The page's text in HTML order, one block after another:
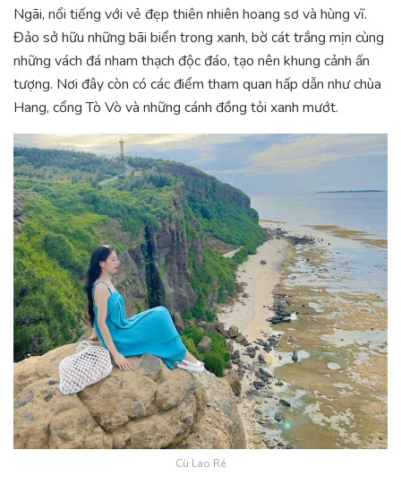
Ngãi, nổi tiếng với vẻ đẹp thiên nhiên hoang sơ và hùng vĩ.
Đảo sở hữu những bãi biển trong xanh, bờ cát trắng mịn cùng
những vách đá nham thạch độc đáo, tạo nên khung cảnh ấn
tượng. Nơi đây còn có các điểm tham quan hấp dẫn như chùa
Hang, cổng Tò Vò và những cánh đồng tỏi xanh mướt.
Cù Lao Ré